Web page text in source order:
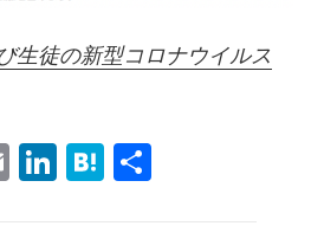
生徒の新型コロナウイルス
E
m
Li
n
H
at